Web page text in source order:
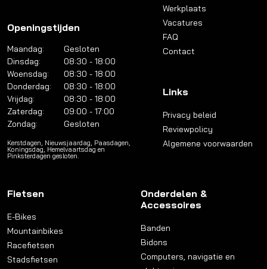
Openingstijden
Maandag:
Gesloten
Dinsdag:
08:30 - 18:00
Woensdag:
08:30 - 18:00
Donderdag:
08:30 - 18:00
Vrijdag:
08:30 - 18:00
Zaterdag:
09:00 - 17:00
Zondag:
Gesloten
Kerstdagen, Nieuwsjaardag, Paasdagen,
Koningsdag, Hemelvaartsdag en
Pinksterdagen gesloten.
Werkplaats
Vacatures
FAQ
Contact
Links
Privacy beleid
Reviewpolicy
Algemene voorwaarden
Fietsen
E-Bikes
Mountainbikes
Racefietsen
Stadsfietsen
Onderdelen &
Accessoires
Banden
Bidons
Computers, navigatie en